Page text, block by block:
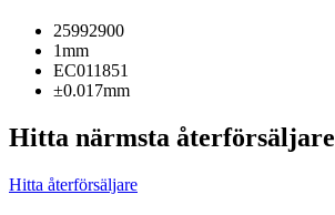
25992900
1mm
EC011851
±0.017mm
Hitta närmsta återförsäljare
Hitta återförsäljare